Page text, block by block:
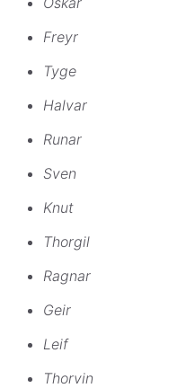
Freyr
Tyge
Halvar
Runar
Sven
Knut
Thorgil
Ragnar
Geir
Leif
Thorvin